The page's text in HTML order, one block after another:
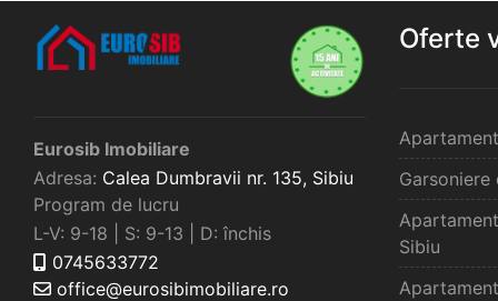
Eurosib Imobiliare
Adresa: Calea Dumbravii nr. 135, Sibiu
Program de lucru
L-V: 9-18 | S: 9-13 | D: închis
0745633772
office@eurosibimobiliare.ro
Oferte
Garsoniere
Sibiu